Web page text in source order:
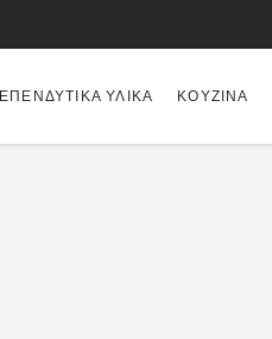
ΕΠΕΝΔΥΤΙΚΆ ΥΛΙΚΆ ΚΟΥΖΊΝΑ